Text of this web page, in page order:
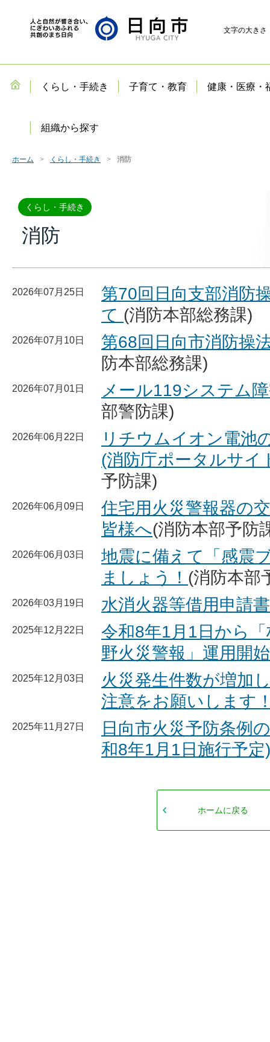
文字の大きさ
くらし・手続き 子育て・教育 健康・医療・
組織から探す
ホーム くらし・手続き 消防
くらし・手続き
消防
2026年07月25日
第70回日向支部消防
て (消防本部総務課)
2026年07月10日
第68回日向市消防操
防本部総務課)
2026年07月01日
メール119システム
部警防課)
2026年06月22日
リチウムイオン電池
(消防庁ポータルサイ
予防課)
2026年06月09日
住宅用火災警報器の
皆様へ(消防本部予防
2026年06月03日
地震に備えて「感震
ましょう！ (消防本部
2026年03月19日 水消火器等借用申請書
2025年12月22日
令和8年1月1日から
野火災警報」運用開
2025年12月03日
火災発生件数が増加
注意をお願いします
2025年11月27日
日向市火災予防条例
和8年1月1日施行予定)
ホームに戻る